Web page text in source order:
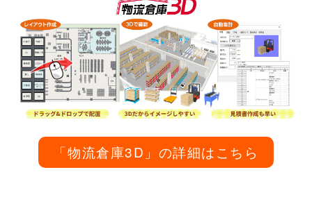
「物流倉庫3D」の詳細はこちら